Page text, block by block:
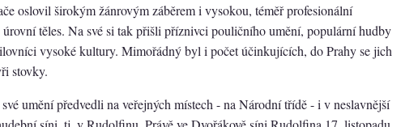
oslovil širokým žánrovým záběrem i vysokou, téměř profesionální
těles. Na své si tak přišli příznivci pouličního umění, populární hudby
vysoké kultury. Mimořádný byl i počet účinkujících, do Prahy se jich
stovky.
umění předvedli na veřejných místech - na Národní třídě - i v neslavnější